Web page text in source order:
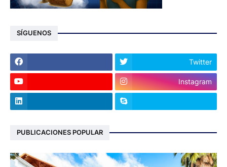
SÍGUENOS
Twitter
Instagram
PUBLICACIONES POPULAR